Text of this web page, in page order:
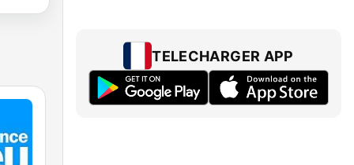
TELECHARGER APP